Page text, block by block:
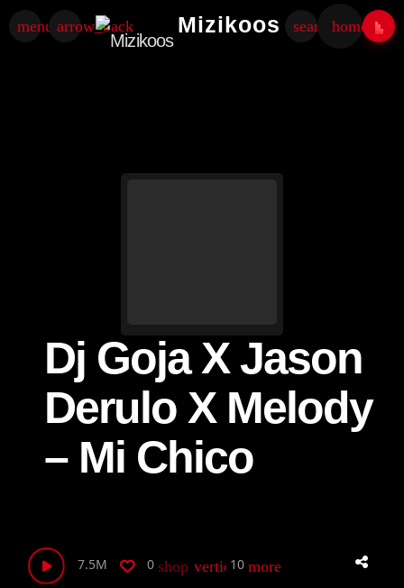
menu arrow_back Mizikoos searchhome
Dj Goja X Jason
Derulo X Melody
– Mi Chico
7.5M 0 shop_twovertical_align_bottom
10 more_horiz